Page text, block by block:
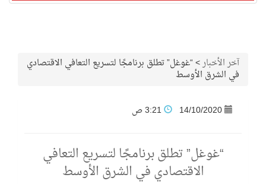
آخر الأخبار>“غوغل” تطلق برنامجًا لتسريع التعافي الاقتصادي
في الشرق الأوسط
14/10/2020
“غوغل” تطلق برنامجًا لتسريع التعافي
الاقتصادي في الشرق الأوسط